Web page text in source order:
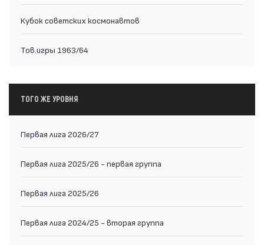
Кубок советских космонавтов
Тов.игры 1963/64
ТОГО ЖЕ УРОВНЯ
Первая лига 2026/27
Первая лига 2025/26 - первая группа
Первая лига 2025/26
Первая лига 2024/25 - вторая группа